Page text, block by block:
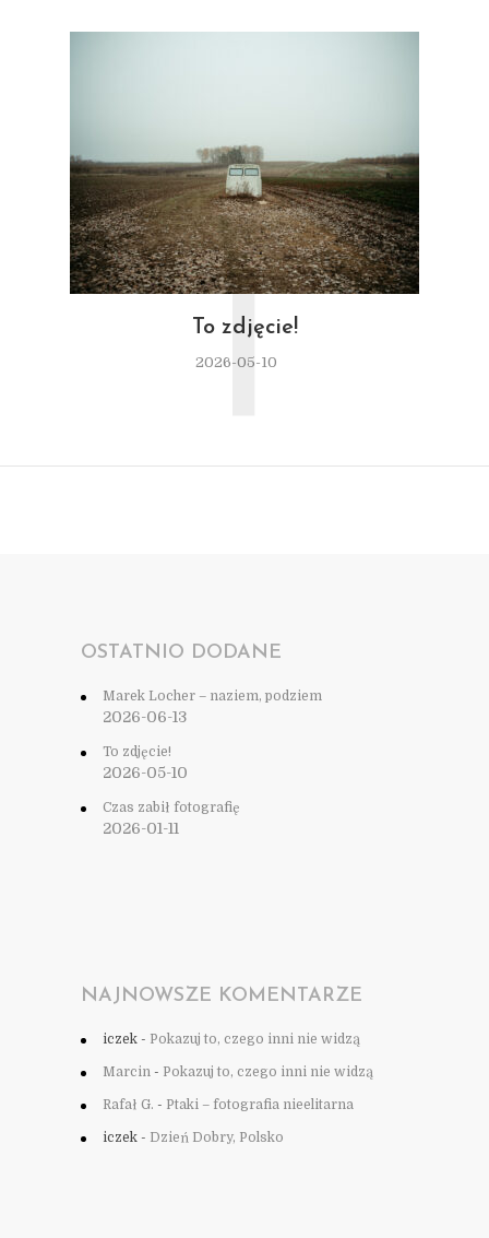
To zdjęcie!
2026-05-10
T
OSTATNIO DODANE
Marek Locher – naziem, podziem
2026-06-13
To zdjęcie!
2026-05-10
Czas zabił fotografię
2026-01-11
NAJNOWSZE KOMENTARZE
iczek - Pokazuj to, czego inni nie widzą
Marcin - Pokazuj to, czego inni nie widzą
Rafał G. - Ptaki – fotografia nieelitarna
iczek - Dzień Dobry, Polsko